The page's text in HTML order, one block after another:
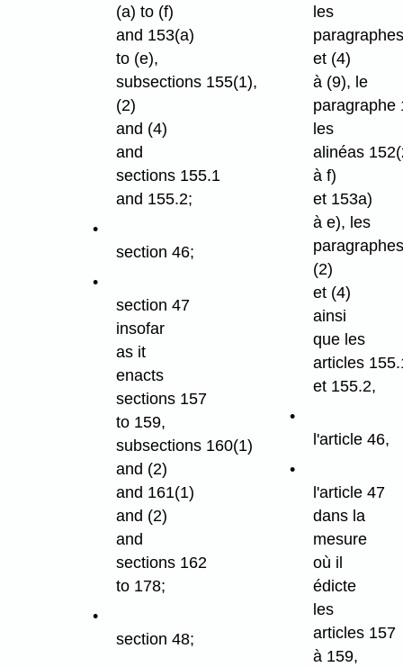
(a) to (f)
and 153(a)
to (e),
subsections 155(1),
(2)
and (4)
and
sections 155.1
and 155.2;
section 46;
section 47
insofar
as it
enacts
sections 157
to 159,
subsections 160(1)
and (2)
and 161(1)
and (2)
and
sections 162
to 178;
section 48;
les
et (4)
à (9), le
paragraphe
les
alinéas
à f)
et 153a)
à e), les
(2)
et (4)
ainsi
que les
articles
et 155.2,
l'article 46,
l'article 47
dans la
mesure
où il
édicte
les
articles 157
à 159,